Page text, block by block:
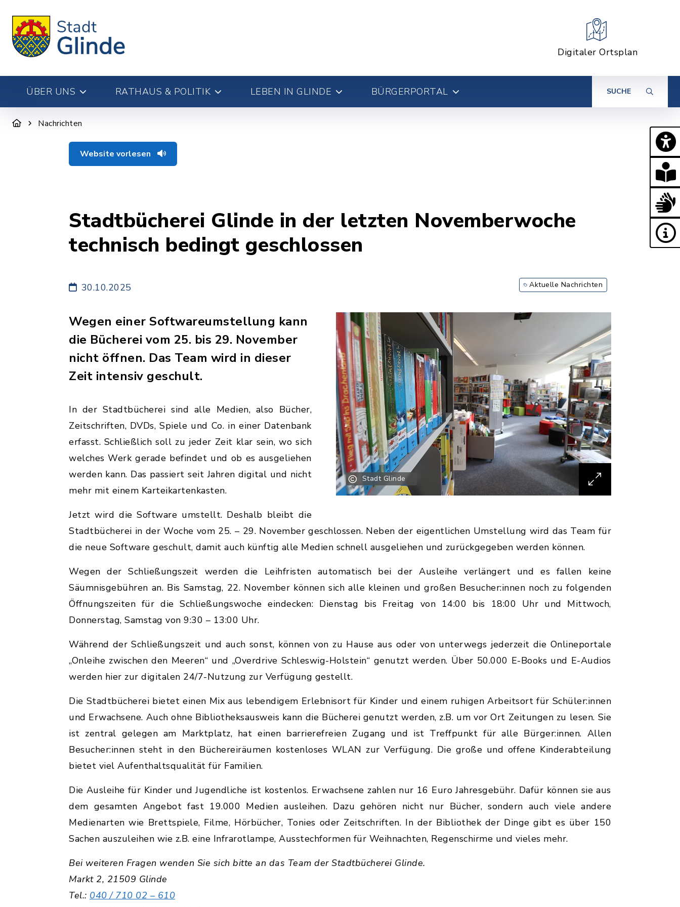
Digitaler Ortsplan
ÜBER UNS RATHAUS & POLITIK LEBEN IN GLINDE BÜRGERPORTAL SUCHE
Nachrichten
Website vorlesen
Stadtbücherei Glinde in der letzten Novemberwoche
technisch bedingt geschlossen
30.10.2025 Aktuelle Nachrichten
Stadt Glinde
Wegen einer Softwareumstellung kann
die Bücherei vom 25. bis 29. November
nicht öffnen. Das Team wird in dieser
Zeit intensiv geschult.
In der Stadtbücherei sind alle Medien, also Bücher,
Zeitschriften, DVDs, Spiele und Co. in einer Datenbank
erfasst. Schließlich soll zu jeder Zeit klar sein, wo sich
welches Werk gerade befindet und ob es ausgeliehen
werden kann. Das passiert seit Jahren digital und nicht
mehr mit einem Karteikartenkasten.
Jetzt wird die Software umstellt. Deshalb bleibt die
Stadtbücherei in der Woche vom 25. – 29. November geschlossen. Neben der eigentlichen Umstellung wird das Team für
die neue Software geschult, damit auch künftig alle Medien schnell ausgeliehen und zurückgegeben werden können.
Wegen der Schließungszeit werden die Leihfristen automatisch bei der Ausleihe verlängert und es fallen keine
Säumnisgebühren an. Bis Samstag, 22. November können sich alle kleinen und großen Besucher:innen noch zu folgenden
Öffnungszeiten für die Schließungswoche eindecken: Dienstag bis Freitag von 14:00 bis 18:00 Uhr und Mittwoch,
Donnerstag, Samstag von 9:30 – 13:00 Uhr.
Während der Schließungszeit und auch sonst, können von zu Hause aus oder von unterwegs jederzeit die Onlineportale
„Onleihe zwischen den Meeren“ und „Overdrive Schleswig-Holstein“ genutzt werden. Über 50.000 E-Books und E-Audios
werden hier zur digitalen 24/7-Nutzung zur Verfügung gestellt.
Die Stadtbücherei bietet einen Mix aus lebendigem Erlebnisort für Kinder und einem ruhigen Arbeitsort für Schüler:innen
und Erwachsene. Auch ohne Bibliotheksausweis kann die Bücherei genutzt werden, z.B. um vor Ort Zeitungen zu lesen. Sie
ist zentral gelegen am Marktplatz, hat einen barrierefreien Zugang und ist Treffpunkt für alle Bürger:innen. Allen
Besucher:innen steht in den Büchereiräumen kostenloses WLAN zur Verfügung. Die große und offene Kinderabteilung
bietet viel Aufenthaltsqualität für Familien.
Die Ausleihe für Kinder und Jugendliche ist kostenlos. Erwachsene zahlen nur 16 Euro Jahresgebühr. Dafür können sie aus
dem gesamten Angebot fast 19.000 Medien ausleihen. Dazu gehören nicht nur Bücher, sondern auch viele andere
Medienarten wie Brettspiele, Filme, Hörbücher, Tonies oder Zeitschriften. In der Bibliothek der Dinge gibt es über 150
Sachen auszuleihen wie z.B. eine Infrarotlampe, Ausstechformen für Weihnachten, Regenschirme und vieles mehr.
Bei weiteren Fragen wenden Sie sich bitte an das Team der Stadtbücherei Glinde.
Markt 2, 21509 Glinde
Tel.: 040 / 710 02 – 610